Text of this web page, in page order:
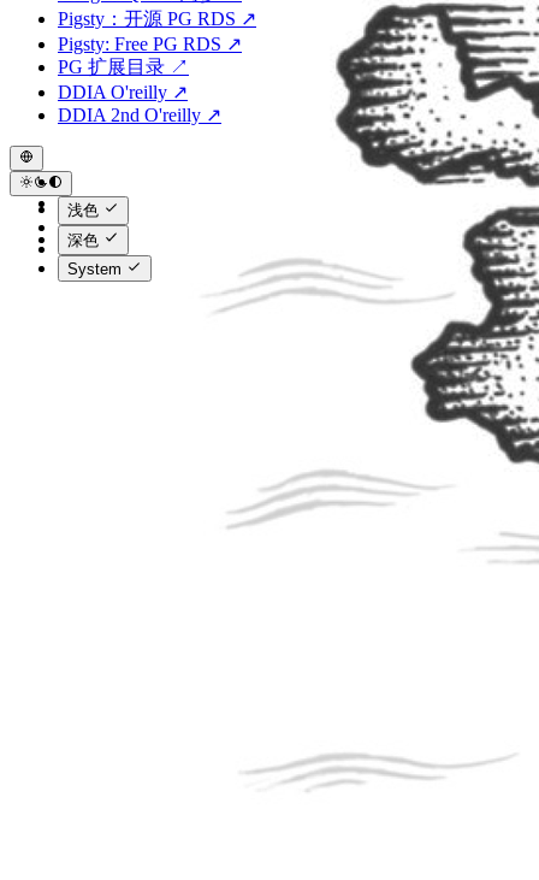
Pigsty：开源 PG RDS ↗
Pigsty: Free PG RDS ↗
PG 扩展目录 ↗
DDIA O'reilly ↗
DDIA 2nd O'reilly ↗
浅色
深色
System